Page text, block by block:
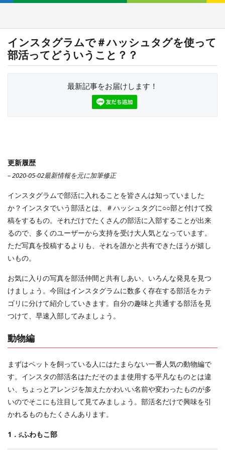
インスタグラムで＃ハッシュタグを使って
部活ってどういうこと？？
最新記事をお届けします！
更新履歴
– 2020-05-02最新情報を元に加筆修正
インスタグラムで部活に入れることを皆さんは知っていました
か？インスタでいう部活とは、＃ハッシュタグに○○部と付けて投
稿をするもの。それだけでたくさんの部活に入部することが出来
るので、多くのユーザーから支持を受け大人気となっています。
ただ写真を投稿するよりも、それを誰かと共有できたほうが嬉し
いもの。
お気に入りの写真を部活仲間と共有しあい、いろんな発見を見つ
けましょう。今回はインスタグラムに数多く存在する部活をカテ
ゴリに分けて紹介していきます。自分の趣味と共通する部活を見
つけて、早速入部してみましょう。
動物編
まずはペットを飼っている人にはたまらない一番人気の動物編で
す。インスタの部活名はただそのまま使用する平凡なものとは違
い、ちょっとアレンジを加えたかわいい名前や変わったものが多
いのでそこにも注目して見てみましょう。部活名だけで興味を引
かれるものもたくさんあります。
1．♯ふわもこ部